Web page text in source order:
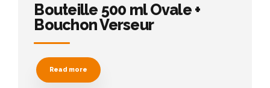
Bouteille 500 ml Ovale +
Bouchon Verseur
Read more